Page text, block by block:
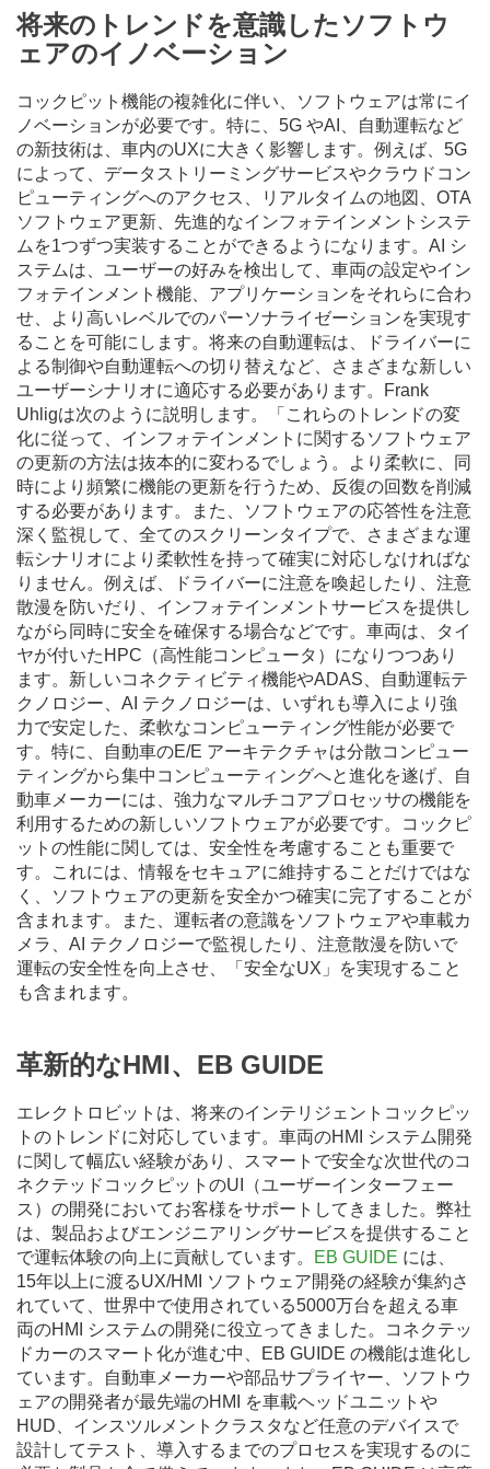
将来のトレンドを意識したソフトウ
ェアのイノベーション
コックピット機能の複雑化に伴い、ソフトウェアは常にイ
ノベーションが必要です。特に、5G やAI、自動運転など
の新技術は、車内のUXに大きく影響します。例えば、5G
によって、データストリーミングサービスやクラウドコン
ピューティングへのアクセス、リアルタイムの地図、OTA
ソフトウェア更新、先進的なインフォテインメントシステ
ムを1つずつ実装することができるようになります。AI シ
ステムは、ユーザーの好みを検出して、車両の設定やイン
フォテインメント機能、アプリケーションをそれらに合わ
せ、より高いレベルでのパーソナライゼーションを実現す
ることを可能にします。将来の自動運転は、ドライバーに
よる制御や自動運転への切り替えなど、さまざまな新しい
ユーザーシナリオに適応する必要があります。Frank
Uhligは次のように説明します。「これらのトレンドの変
化に従って、インフォテインメントに関するソフトウェア
の更新の方法は抜本的に変わるでしょう。より柔軟に、同
時により頻繁に機能の更新を行うため、反復の回数を削減
する必要があります。また、ソフトウェアの応答性を注意
深く監視して、全てのスクリーンタイプで、さまざまな運
転シナリオにより柔軟性を持って確実に対応しなければな
りません。例えば、ドライバーに注意を喚起したり、注意
散漫を防いだり、インフォテインメントサービスを提供し
ながら同時に安全を確保する場合などです。車両は、タイ
ヤが付いたHPC（高性能コンピュータ）になりつつあり
ます。新しいコネクティビティ機能やADAS、自動運転テ
クノロジー、AI テクノロジーは、いずれも導入により強
力で安定した、柔軟なコンピューティング性能が必要で
す。特に、自動車のE/E アーキテクチャは分散コンピュー
ティングから集中コンピューティングへと進化を遂げ、自
動車メーカーには、強力なマルチコアプロセッサの機能を
利用するための新しいソフトウェアが必要です。コックピ
ットの性能に関しては、安全性を考慮することも重要で
す。これには、情報をセキュアに維持することだけではな
く、ソフトウェアの更新を安全かつ確実に完了することが
含まれます。また、運転者の意識をソフトウェアや車載カ
メラ、AI テクノロジーで監視したり、注意散漫を防いで
運転の安全性を向上させ、「安全なUX」を実現すること
も含まれます。
革新的なHMI、EB GUIDE
エレクトロビットは、将来のインテリジェントコックピッ
トのトレンドに対応しています。車両のHMI システム開発
に関して幅広い経験があり、スマートで安全な次世代のコ
ネクテッドコックピットのUI（ユーザーインターフェー
ス）の開発においてお客様をサポートしてきました。弊社
は、製品およびエンジニアリングサービスを提供すること
で運転体験の向上に貢献しています。
EB GUIDE には、
15年以上に渡るUX/HMI ソフトウェア開発の経験が集約さ
れていて、世界中で使用されている5000万台を超える車
両のHMI システムの開発に役立ってきました。コネクテッ
ドカーのスマート化が進む中、EB GUIDE の機能は進化し
ています。自動車メーカーや部品サプライヤー、ソフトウ
ェアの開発者が最先端のHMI を車載ヘッドユニットや
HUD、インスツルメントクラスタなど任意のデバイスで
設計してテスト、導入するまでのプロセスを実現するのに